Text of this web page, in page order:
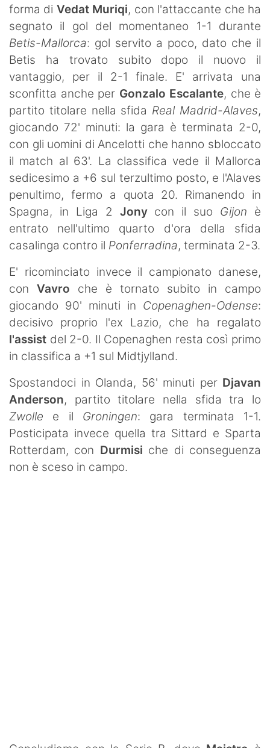
forma di Vedat Muriqi, con l'attaccante che ha
segnato il gol del momentaneo 1-1 durante
Betis-Mallorca: gol servito a poco, dato che il
Betis ha trovato subito dopo il nuovo il
vantaggio, per il 2-1 finale. E' arrivata una
sconfitta anche per Gonzalo Escalante, che è
partito titolare nella sfida Real Madrid-Alaves,
giocando 72' minuti: la gara è terminata 2-0,
con gli uomini di Ancelotti che hanno sbloccato
il match al 63'. La classifica vede il Mallorca
sedicesimo a +6 sul terzultimo posto, e l'Alaves
penultimo, fermo a quota 20. Rimanendo in
Spagna, in Liga 2 Jonycon il suo Gijon è
entrato nell'ultimo quarto d'ora della sfida
casalinga contro il Ponferradina, terminata 2-3.
E' ricominciato invece il campionato danese,
con Vavro che è tornato subito in campo
giocando 90' minuti in Copenaghen-Odense:
decisivo proprio l'ex Lazio, che ha regalato
l'assist del 2-0. Il Copenaghen resta così primo
in classifica a +1 sul Midtjylland.
Spostandoci in Olanda, 56' minuti per Djavan
Anderson, partito titolare nella sfida tra lo
Zwolle e il Groningen: gara terminata 1-1.
Posticipata invece quella tra Sittard e Sparta
Rotterdam, con Durmisi che di conseguenza
non è sceso in campo.